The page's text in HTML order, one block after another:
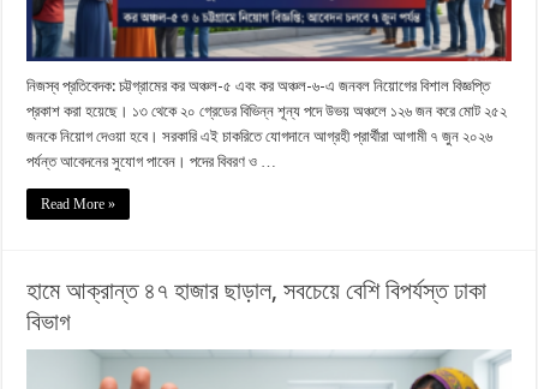
নিজস্ব প্রতিবেদক: চট্টগ্রামের কর অঞ্চল-৫ এবং কর অঞ্চল-৬-এ জনবল নিয়োগের বিশাল বিজ্ঞপ্তি
প্রকাশ করা হয়েছে। ১৩ থেকে ২০ গ্রেডের বিভিন্ন শূন্য পদে উভয় অঞ্চলে ১২৬ জন করে মোট ২৫২
জনকে নিয়োগ দেওয়া হবে। সরকারি এই চাকরিতে যোগদানে আগ্রহী প্রার্থীরা আগামী ৭ জুন ২০২৬
পর্যন্ত আবেদনের সুযোগ পাবেন। পদের বিবরণ ও …
Read More »
হামে আক্রান্ত ৪৭ হাজার ছাড়াল, সবচেয়ে বেশি বিপর্যস্ত ঢাকা
বিভাগ